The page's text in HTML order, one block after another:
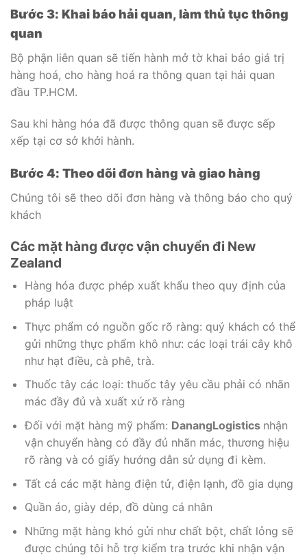
Bước 3: Khai báo hải quan, làm thủ tục thông
quan
Bộ phận liên quan sẽ tiến hành mở tờ khai báo giá trị
hàng hoá, cho hàng hoá ra thông quan tại hải quan
đầu TP.HCM.
Sau khi hàng hóa đã được thông quan sẽ được sếp
xếp tại cơ sở khởi hành.
Bước 4: Theo dõi đơn hàng và giao hàng
Chúng tôi sẽ theo dõi đơn hàng và thông báo cho quý
khách
Các mặt hàng được vận chuyển đi New
Zealand
Hàng hóa được phép xuất khẩu theo quy định của
pháp luật
Thực phẩm có nguồn gốc rõ ràng: quý khách có thể
gửi những thực phẩm khô như: các loại trái cây khô
như hạt điều, cà phê, trà.
Thuốc tây các loại: thuốc tây yêu cầu phải có nhãn
mác đầy đủ và xuất xứ rõ ràng
Đối với mặt hàng mỹ phẩm: DanangLogistics nhận
vận chuyển hàng có đầy đủ nhãn mác, thương hiệu
rõ ràng và có giấy hướng dẫn sử dụng đi kèm.
Tất cả các mặt hàng điện tử, điện lạnh, đồ gia dụng
Quần áo, giày dép, đồ dùng cá nhân
Những mặt hàng khó gửi như chất bột, chất lỏng sẽ
được chúng tôi hỗ trợ kiểm tra trước khi nhận vận